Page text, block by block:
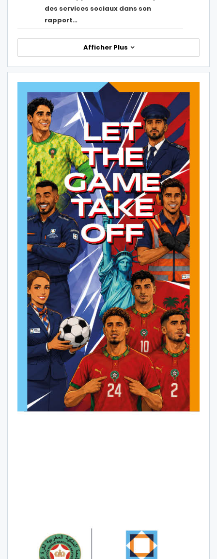
des services sociaux dans son
rapport…
Afficher Plus